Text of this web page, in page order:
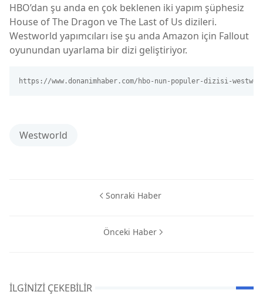
HBO’dan şu anda en çok beklenen iki yapım şüphesiz
House of The Dragon ve The Last of Us dizileri.
Westworld yapımcıları ise şu anda Amazon için Fallout
oyunundan uyarlama bir dizi geliştiriyor.
https://www.donanimhaber.com/hbo-nun-populer-dizisi-
Westworld
Sonraki Haber
Önceki Haber
İLGINIZI ÇEKEBILIR